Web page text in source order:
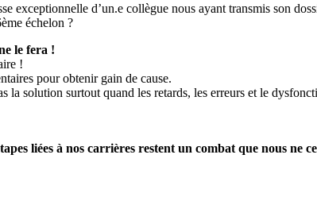
d’un.e collègue nous ayant transmis son
échelon ?
le fera !
!
pour obtenir gain de cause.
solution surtout quand les retards, les erreurs et le
liées à nos carrières restent un combat que nous ne